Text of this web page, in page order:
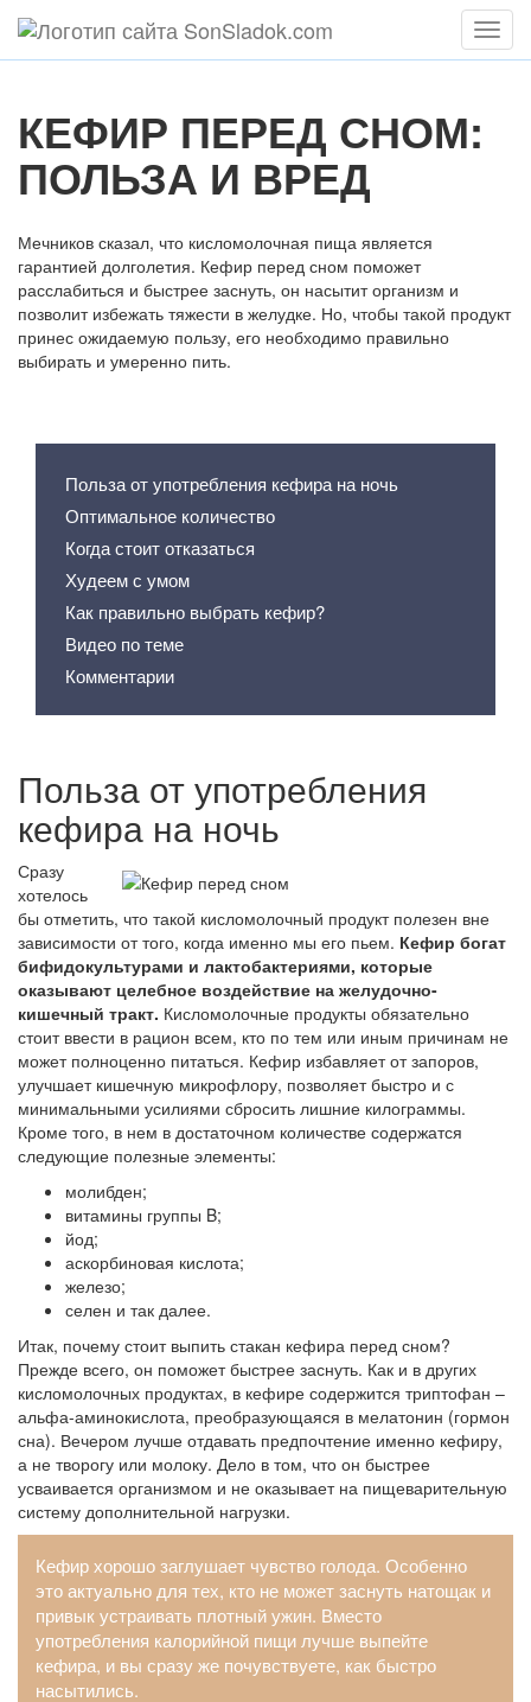
Меню
КЕФИР ПЕРЕД СНОМ:
ПОЛЬЗА И ВРЕД
Мечников сказал, что кисломолочная пища является
гарантией долголетия. Кефир перед сном поможет
расслабиться и быстрее заснуть, он насытит организм и
позволит избежать тяжести в желудке. Но, чтобы такой продукт
принес ожидаемую пользу, его необходимо правильно
выбирать и умеренно пить.
Польза от употребления кефира на ночь
Оптимальное количество
Когда стоит отказаться
Худеем с умом
Как правильно выбрать кефир?
Видео по теме
Комментарии
Польза от употребления
кефира на ночь
Сразу
хотелось
бы отметить, что такой кисломолочный продукт полезен вне
зависимости от того, когда именно мы его пьем. Кефир богат
бифидокультурами и лактобактериями, которые
оказывают целебное воздействие на желудочно-
кишечный тракт. Кисломолочные продукты обязательно
стоит ввести в рацион всем, кто по тем или иным причинам не
может полноценно питаться. Кефир избавляет от запоров,
улучшает кишечную микрофлору, позволяет быстро и с
минимальными усилиями сбросить лишние килограммы.
Кроме того, в нем в достаточном количестве содержатся
следующие полезные элементы:
молибден;
витамины группы B;
йод;
аскорбиновая кислота;
железо;
селен и так далее.
Итак, почему стоит выпить стакан кефира перед сном?
Прежде всего, он поможет быстрее заснуть. Как и в других
кисломолочных продуктах, в кефире содержится триптофан –
альфа-аминокислота, преобразующаяся в мелатонин (гормон
сна). Вечером лучше отдавать предпочтение именно кефиру,
а не творогу или молоку. Дело в том, что он быстрее
усваивается организмом и не оказывает на пищеварительную
систему дополнительной нагрузки.
Кефир хорошо заглушает чувство голода. Особенно
это актуально для тех, кто не может заснуть натощак и
привык устраивать плотный ужин. Вместо
употребления калорийной пищи лучше выпейте
кефира, и вы сразу же почувствуете, как быстро
насытились.